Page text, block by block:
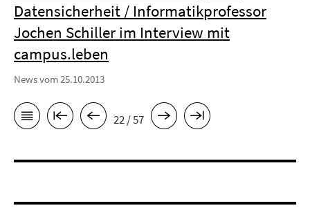
Datensicherheit / Informatikprofessor
Jochen Schiller im Interview mit
campus.leben
News vom 25.10.2013
22 / 57